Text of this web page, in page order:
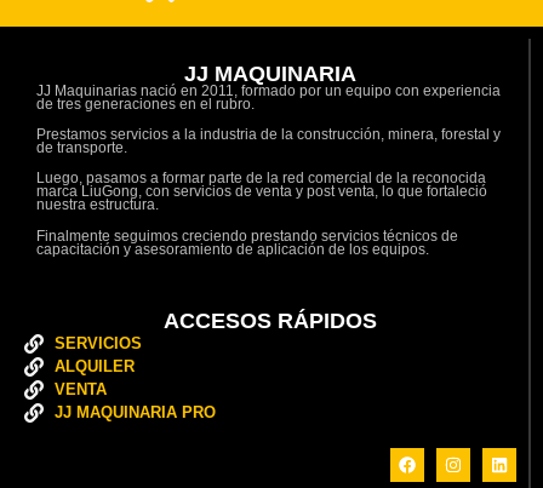
JJ MAQUINARIA
JJ Maquinarias nació en 2011, formado por un equipo con experiencia
de tres generaciones en el rubro.
Prestamos servicios a la industria de la construcción, minera, forestal y
de transporte.
Luego, pasamos a formar parte de la red comercial de la reconocida
marca LiuGong, con servicios de venta y post venta, lo que fortaleció
nuestra estructura.
Finalmente seguimos creciendo prestando servicios técnicos de
capacitación y asesoramiento de aplicación de los equipos.
ACCESOS RÁPIDOS
SERVICIOS
ALQUILER
VENTA
JJ MAQUINARIA PRO